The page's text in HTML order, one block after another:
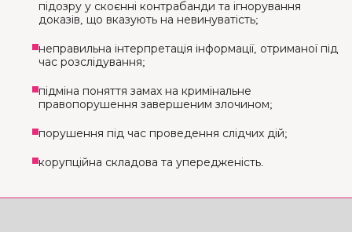
підозру у скоєнні контрабанди та ігнорування
доказів, що вказують на невинуватість;
неправильна інтерпретація інформації, отриманої під
час розслідування;
підміна поняття замах на кримінальне
правопорушення завершеним злочином;
порушення під час проведення слідчих дій;
корупційна складова та упередженість.